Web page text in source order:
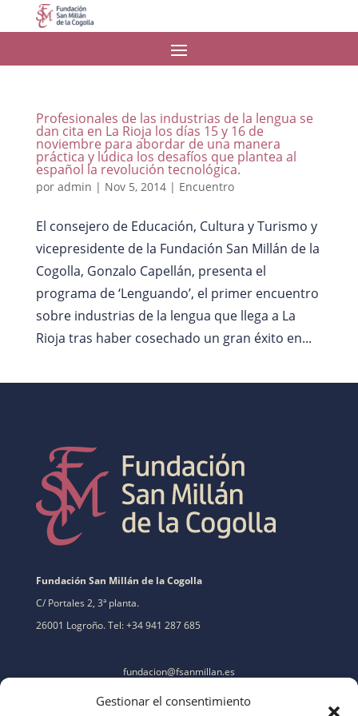
Gestionar el consentimiento
Profesionales de las industrias de la lengua se
dan cita en La Rioja los días 15 y 16 de
noviembre para abordar de una manera
práctica y lúdica los desafíos que plantea al
español la revolución tecnológica.
por admin | Nov 5, 2014| Encuentro
El consejero de Educación, Cultura y Turismo y
vicepresidente de la Fundación San Millán de la
Cogolla, Gonzalo Capellán, presenta el
programa de ‘Lenguando’, el primer encuentro
sobre industrias de la lengua que llega a La
Rioja tras haber cosechado un gran éxito en...
Fundación San Millán de la Cogolla
C/ Portales 2, 3ª planta.
26001 Logroño. Tel: +34 941 287 685
fundacion@fsanmillan.es